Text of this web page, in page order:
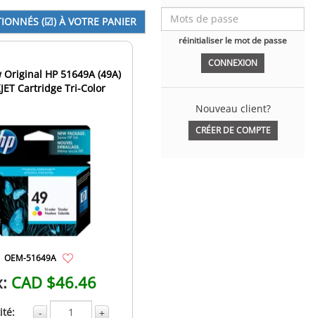
HP 51649A (49A)
Cartridge Tri-Color
OEM-51649A
CAD $46.46
- +
réinitialiser le mot de passe
Nouveau client?
CRÉER DE COMPTE